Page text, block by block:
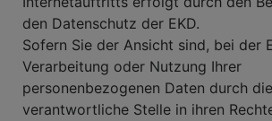
den Datenschutz der EKD.
Sofern Sie der Ansicht sind, bei der
Verarbeitung oder Nutzung Ihrer
personenbezogenen Daten durch
verantwortliche Stelle in ihren